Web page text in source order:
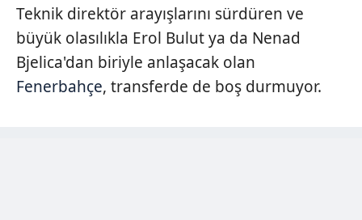
Teknik direktör arayışlarını sürdüren ve
büyük olasılıkla Erol Bulut ya da Nenad
Bjelica'dan biriyle anlaşacak olan
Fenerbahçe, transferde de boş durmuyor.